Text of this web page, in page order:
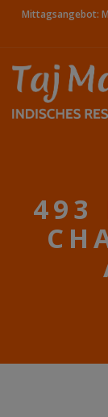
Mittagsangebot:
493